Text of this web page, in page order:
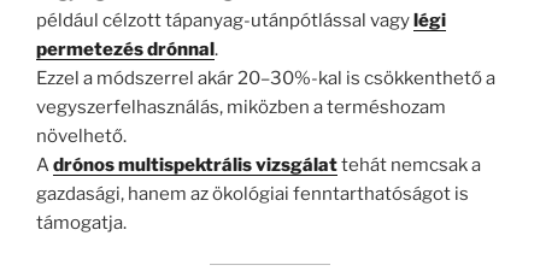
például célzott tápanyag-utánpótlással vagylégi
permetezés drónnal.
Ezzel a módszerrel akár 20–30%-kal is csökkenthető a
vegyszerfelhasználás, miközben a terméshozam
növelhető.
Adrónos multispektrális vizsgálattehát nemcsak a
gazdasági, hanem az ökológiai fenntarthatóságot is
támogatja.